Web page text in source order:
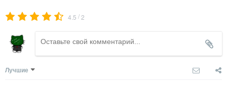
4.5 /2
Лучшие